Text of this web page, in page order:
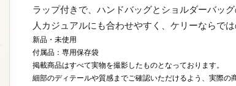
ラップ付きで、ハンドバッグとショルダーバッ
人カジュアルにも合わせやすく、ケリーならで
新品・未使用
付属品：専用保存袋
掲載商品はすべて実物を撮影したものとなっております。
細部のディテールや質感までご確認いただけるよう、実際の